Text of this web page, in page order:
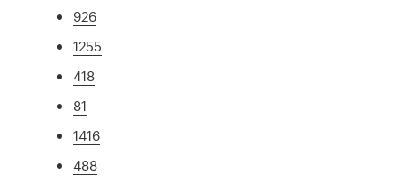
926
1255
418
81
1416
488